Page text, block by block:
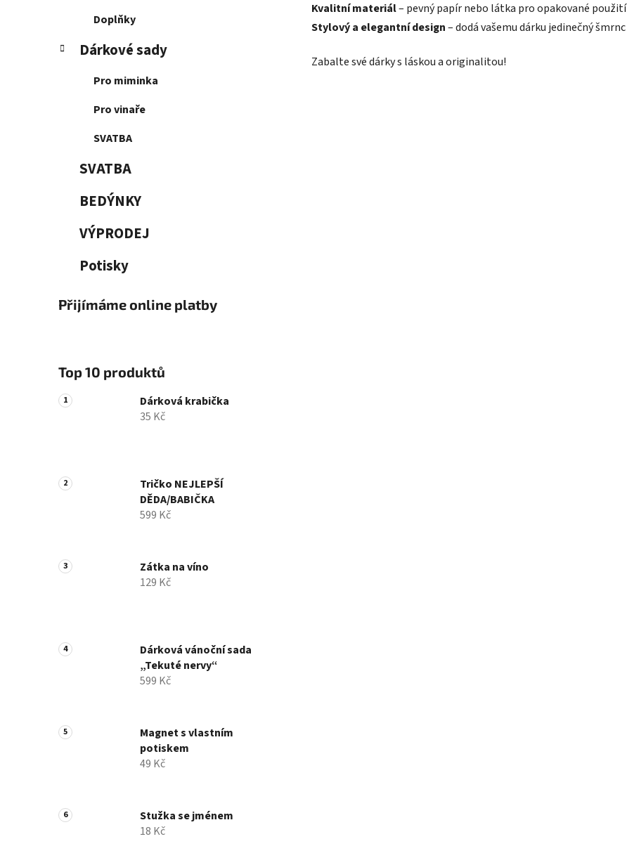
Doplňky
Dárkové sady
Pro miminka
Pro vinaře
SVATBA
SVATBA
BEDÝNKY
VÝPRODEJ
Potisky
Přijímáme online platby
Top 10 produktů
Dárková krabička
35 Kč
Tričko NEJLEPŠÍ
DĚDA/BABIČKA
599 Kč
Zátka na víno
129 Kč
Dárková vánoční sada
„Tekuté nervy“
599 Kč
Magnet s vlastním
potiskem
49 Kč
Stužka se jménem
18 Kč
Kvalitní materiál– pevný papír nebo látka pro opakované použití
Stylový a elegantní design– dodá vašemu dárku jedinečný šmrnc
Zabalte své dárky s láskou a originalitou!